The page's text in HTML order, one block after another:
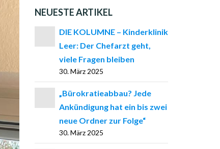
NEUESTE ARTIKEL
DIE KOLUMNE – Kinderklinik
Leer: Der Chefarzt geht,
viele Fragen bleiben
30. März 2025
„Bürokratieabbau? Jede
Ankündigung hat ein bis zwei
neue Ordner zur Folge“
30. März 2025